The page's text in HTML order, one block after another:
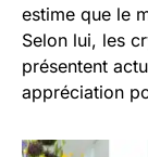
estime que le
Selon lui, les
présentent
appréciation